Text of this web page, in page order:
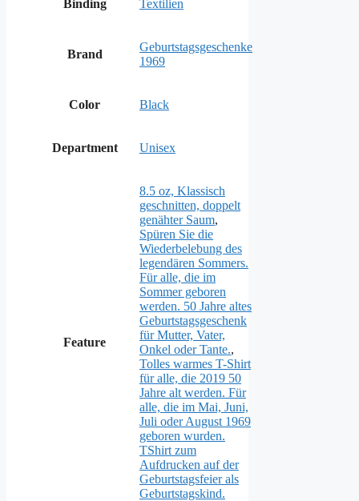
Binding Textilien
Brand
Geburtstagsgeschenke
1969
Color Black
Department Unisex
Feature
8.5 oz, Klassisch
geschnitten, doppelt
genähter Saum,
Spüren Sie die
Wiederbelebung des
legendären Sommers.
Für alle, die im
Sommer geboren
werden. 50 Jahre altes
Geburtstagsgeschenk
für Mutter, Vater,
Onkel oder Tante.,
Tolles warmes T-Shirt
für alle, die 2019 50
Jahre alt werden. Für
alle, die im Mai, Juni,
Juli oder August 1969
geboren wurden.
TShirt zum
Aufdrucken auf der
Geburtstagsfeier als
Geburtstagskind.